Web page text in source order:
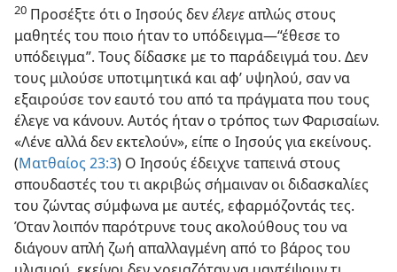
20 Προσέξτε ότι ο Ιησούς δενέλεγεαπλώς στους
μαθητές του ποιο ήταν το υπόδειγμα​—“έθεσε το
υπόδειγμα”. Τους δίδασκε με το παράδειγμά του. Δεν
τους μιλούσε υποτιμητικά και αφ’ υψηλού, σαν να
εξαιρούσε τον εαυτό του από τα πράγματα που τους
έλεγε να κάνουν. Αυτός ήταν ο τρόπος των Φαρισαίων.
«Λένε αλλά δεν εκτελούν», είπε ο Ιησούς για εκείνους.
(Ματθαίος 23:3) Ο Ιησούς έδειχνε ταπεινά στους
σπουδαστές του τι ακριβώς σήμαιναν οι διδασκαλίες
του ζώντας σύμφωνα με αυτές, εφαρμόζοντάς τες.
Όταν λοιπόν παρότρυνε τους ακολούθους του να
διάγουν απλή ζωή απαλλαγμένη από το βάρος του